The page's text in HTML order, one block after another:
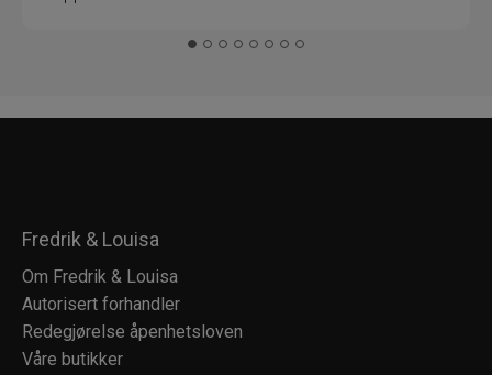
Fredrik & Louisa
Om Fredrik & Louisa
Autorisert forhandler
Redegjørelse åpenhetsloven
Våre butikker